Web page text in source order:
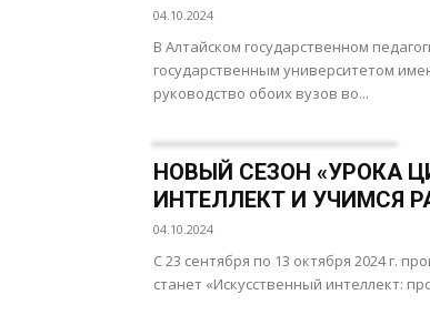
04.10.2024
В Алтайском государственном
государственным университетом
руководство обоих вузов во...
НОВЫЙ СЕЗОН «УРОКА
ИНТЕЛЛЕКТ И УЧИМСЯ
04.10.2024
С 23 сентября по 13 октября 2024 г.
станет «Искусственный интеллект: